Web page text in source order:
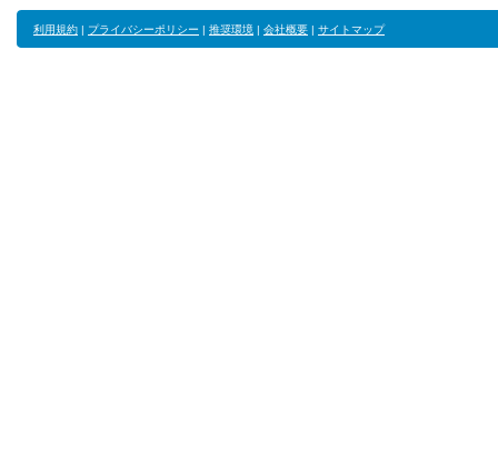
利用規約 | プライバシーポリシー | 推奨環境 | 会社概要 | サイトマップ